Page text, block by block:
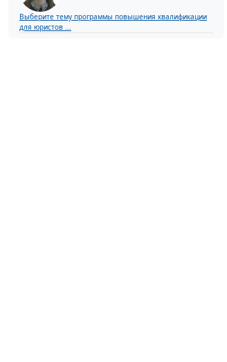
Выберите тему программы повышения квалификации
для юристов ...